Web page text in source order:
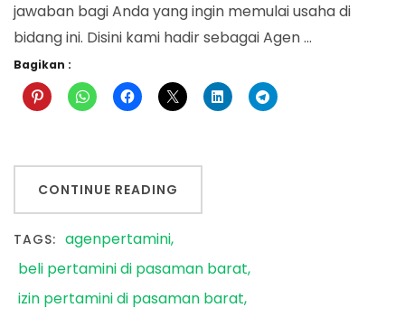
jawaban bagi Anda yang ingin memulai usaha di
bidang ini. Disini kami hadir sebagai Agen …
Bagikan :
CONTINUE READING
TAGS: agenpertamini
beli pertamini di pasaman barat
izin pertamini di pasaman barat